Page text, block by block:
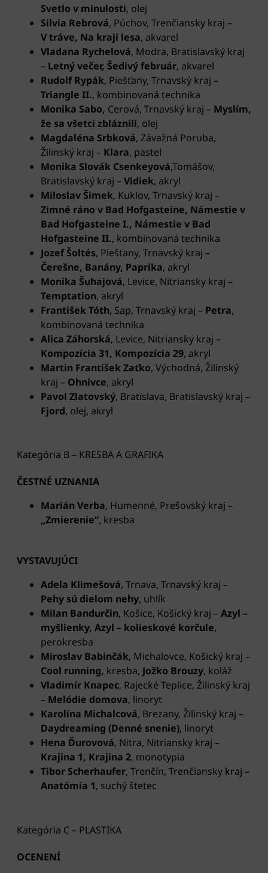
Svetlo v minulosti, olej
Silvia Rebrová, Púchov, Trenčiansky kraj –
V tráve, Na kraji lesa, akvarel
Vladana Rychelová, Modra, Bratislavský kraj
– Letný večer, Šedivý február, akvarel
Rudolf Rypák, Piešťany, Trnavský kraj –
Triangle II., kombinovaná technika
Monika Sabo, Cerová, Trnavský kraj – Myslím,
že sa všetci zbláznili, olej
Magdaléna Srbková, Závažná Poruba,
Žilinský kraj – Klara, pastel
Monika Slovák Csenkeyová,Tomášov,
Bratislavský kraj –Vidiek, akryl
Miloslav Šimek, Kuklov, Trnavský kraj –
Zimné ráno v Bad Hofgasteine, Námestie v
Bad Hofgasteine I., Námestie v Bad
Hofgasteine II., kombinovaná technika
Jozef Šoltés, Piešťany, Trnavský kraj –
Čerešne, Banány, Paprika, akryl
Monika Šuhajová, Levice, Nitriansky kraj –
Temptation, akryl
František Tóth, Sap, Trnavský kraj – Petra,
kombinovaná technika
Alica Záhorská, Levice, Nitriansky kraj –
Kompozícia 31, Kompozícia 29, akryl
Martin František Zaťko, Východná, Žilinský
kraj – Ohnivce, akryl
Pavol Zlatovský, Bratislava, Bratislavský kraj –
Fjord, olej, akryl
Kategória B – KRESBA A GRAFIKA
ČESTNÉ UZNANIA
Marián Verba, Humenné, Prešovský kraj –
„Zmierenie“, kresba
VYSTAVUJÚCI
Adela Klimešová, Trnava, Trnavský kraj –
Pehy sú dielom nehy, uhlík
Milan Bandurčin, Košice, Košický kraj –Azyl –
myšlienky, Azyl – kolieskové korčule,
perokresba
Miroslav Babinčák, Michalovce, Košický kraj –
Cool running, kresba, Jožko Brouzy, koláž
Vladimír Knapec, Rajecké Teplice, Žilinský kraj
– Melódie domova, linoryt
Karolína Michalcová, Brezany, Žilinský kraj –
Daydreaming (Denné snenie), linoryt
Hena Ďurovová, Nitra, Nitriansky kraj –
Krajina 1, Krajina 2, monotypia
Tibor Scherhaufer, Trenčín, Trenčiansky kraj –
Anatómia 1, suchý štetec
Kategória C – PLASTIKA
OCENENÍ